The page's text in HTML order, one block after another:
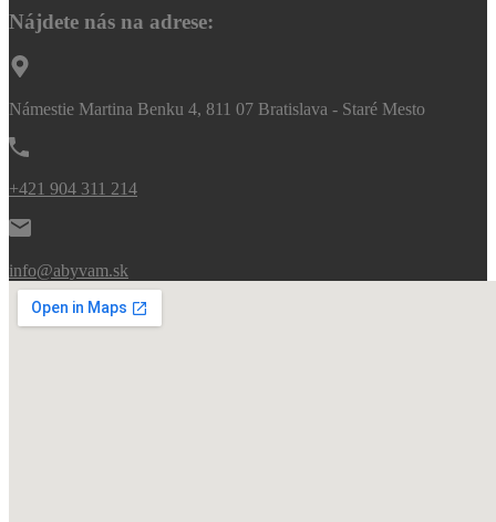
Nájdete nás na adrese:
Námestie Martina Benku 4, 811 07 Bratislava - Staré Mesto
+421 904 311 214
info@abyvam.sk